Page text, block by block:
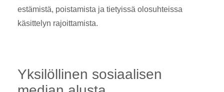
estämistä, poistamista ja tietyissä olosuhteissa
käsittelyn rajoittamista.
Yksilöllinen sosiaalisen